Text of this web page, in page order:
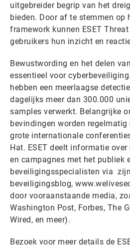
uitgebreider begrip van het
bieden. Door af te stemmen op
framework kunnen ESET
gebruikers hun inzicht en
Bewustwording en het delen
essentieel voor
hebben een meerlaagse
dagelijks meer dan 300.000
samples verwerkt. Belangrijke
bevindingen worden regelmatig
grote internationale
Hat. ESET deelt informatie
en campagnes met het publiek
beveiligingsspecialisten via
beveiligingsblog,
door vooraanstaande media,
Washington Post, Forbes, The
Wired, en
Bezoek voor meer details de